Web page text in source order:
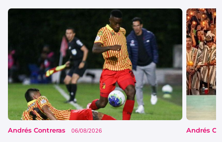
Andrés Contreras 06/08/2026 Andrés